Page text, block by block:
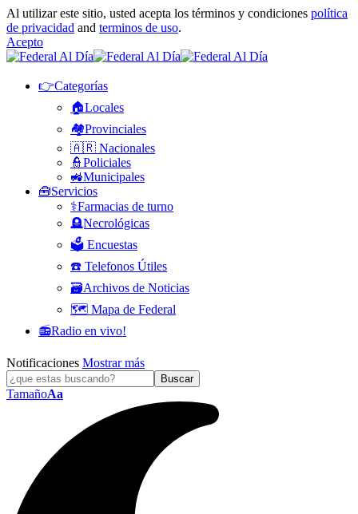
Al utilizar este sitio, usted acepta los términos y condiciones política
de privacidad and terminos de uso.
Acepto
👉Categorías
🏠Locales
🏘️Provinciales
🇦🇷 Nacionales
👮Policiales
🚜Municipales
🧰Servicios
⚕️Farmacias de turno
🪦Necrológicas
🗳️ Encuestas
☎️ Telefonos Útiles
🗃️Archivos de Noticias
🗺️ Mapa de Federal
📻Radio en vivo!
Notificaciones Mostrar más
TamañoAa